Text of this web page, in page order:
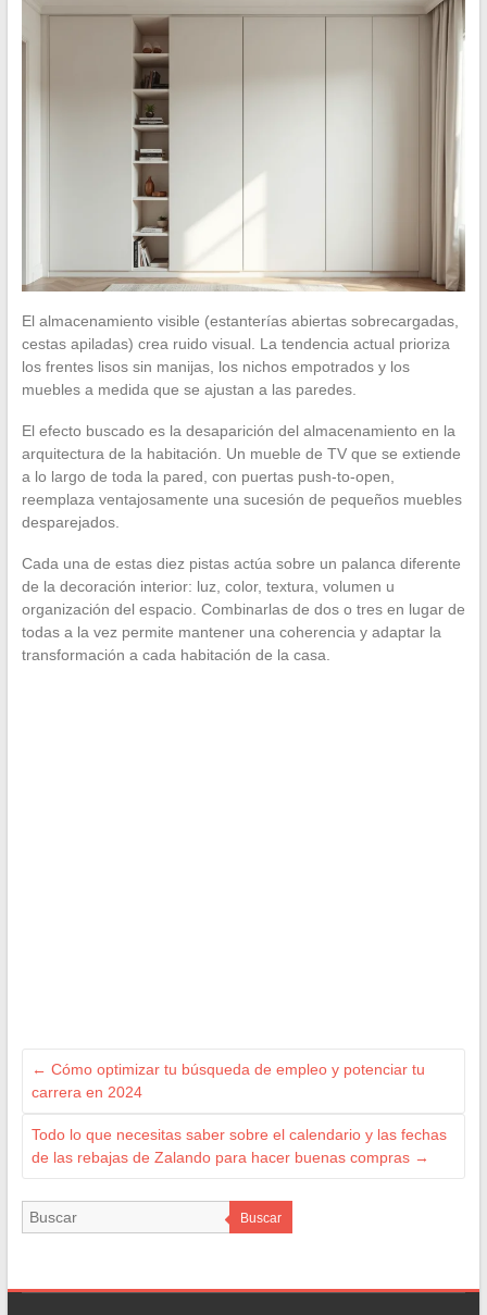
El almacenamiento visible (estanterías abiertas sobrecargadas,
cestas apiladas) crea ruido visual. La tendencia actual prioriza
los frentes lisos sin manijas, los nichos empotrados y los
muebles a medida que se ajustan a las paredes.
El efecto buscado es la desaparición del almacenamiento en la
arquitectura de la habitación. Un mueble de TV que se extiende
a lo largo de toda la pared, con puertas push-to-open,
reemplaza ventajosamente una sucesión de pequeños muebles
desparejados.
Cada una de estas diez pistas actúa sobre un palanca diferente
de la decoración interior: luz, color, textura, volumen u
organización del espacio. Combinarlas de dos o tres en lugar de
todas a la vez permite mantener una coherencia y adaptar la
transformación a cada habitación de la casa.
← Cómo optimizar tu búsqueda de empleo y potenciar tu
carrera en 2024
Todo lo que necesitas saber sobre el calendario y las fechas
de las rebajas de Zalando para hacer buenas compras →
Buscar